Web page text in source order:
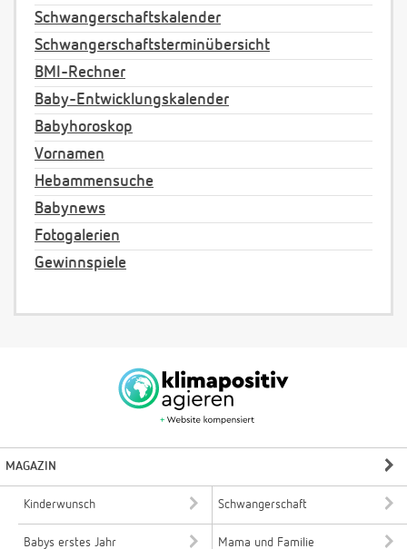
Schwangerschaftskalender
Schwangerschaftsterminübersicht
BMI-Rechner
Baby-Entwicklungskalender
Babyhoroskop
Vornamen
Hebammensuche
Babynews
Fotogalerien
Gewinnspiele
MAGAZIN
Kinderwunsch Schwangerschaft
Babys erstes Jahr Mama und Familie